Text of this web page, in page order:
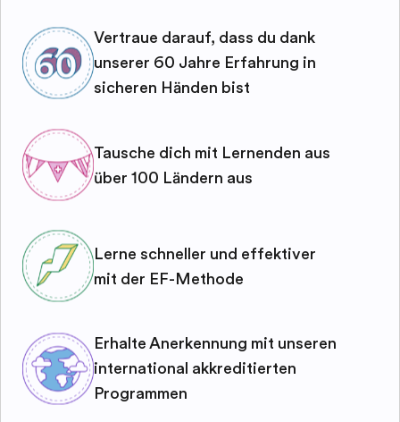
Vertraue darauf, dass du dank
unserer 60 Jahre Erfahrung in
sicheren Händen bist
Tausche dich mit Lernenden aus
über 100 Ländern aus
Lerne schneller und effektiver
mit der EF-Methode
Erhalte Anerkennung mit unseren
international akkreditierten
Programmen